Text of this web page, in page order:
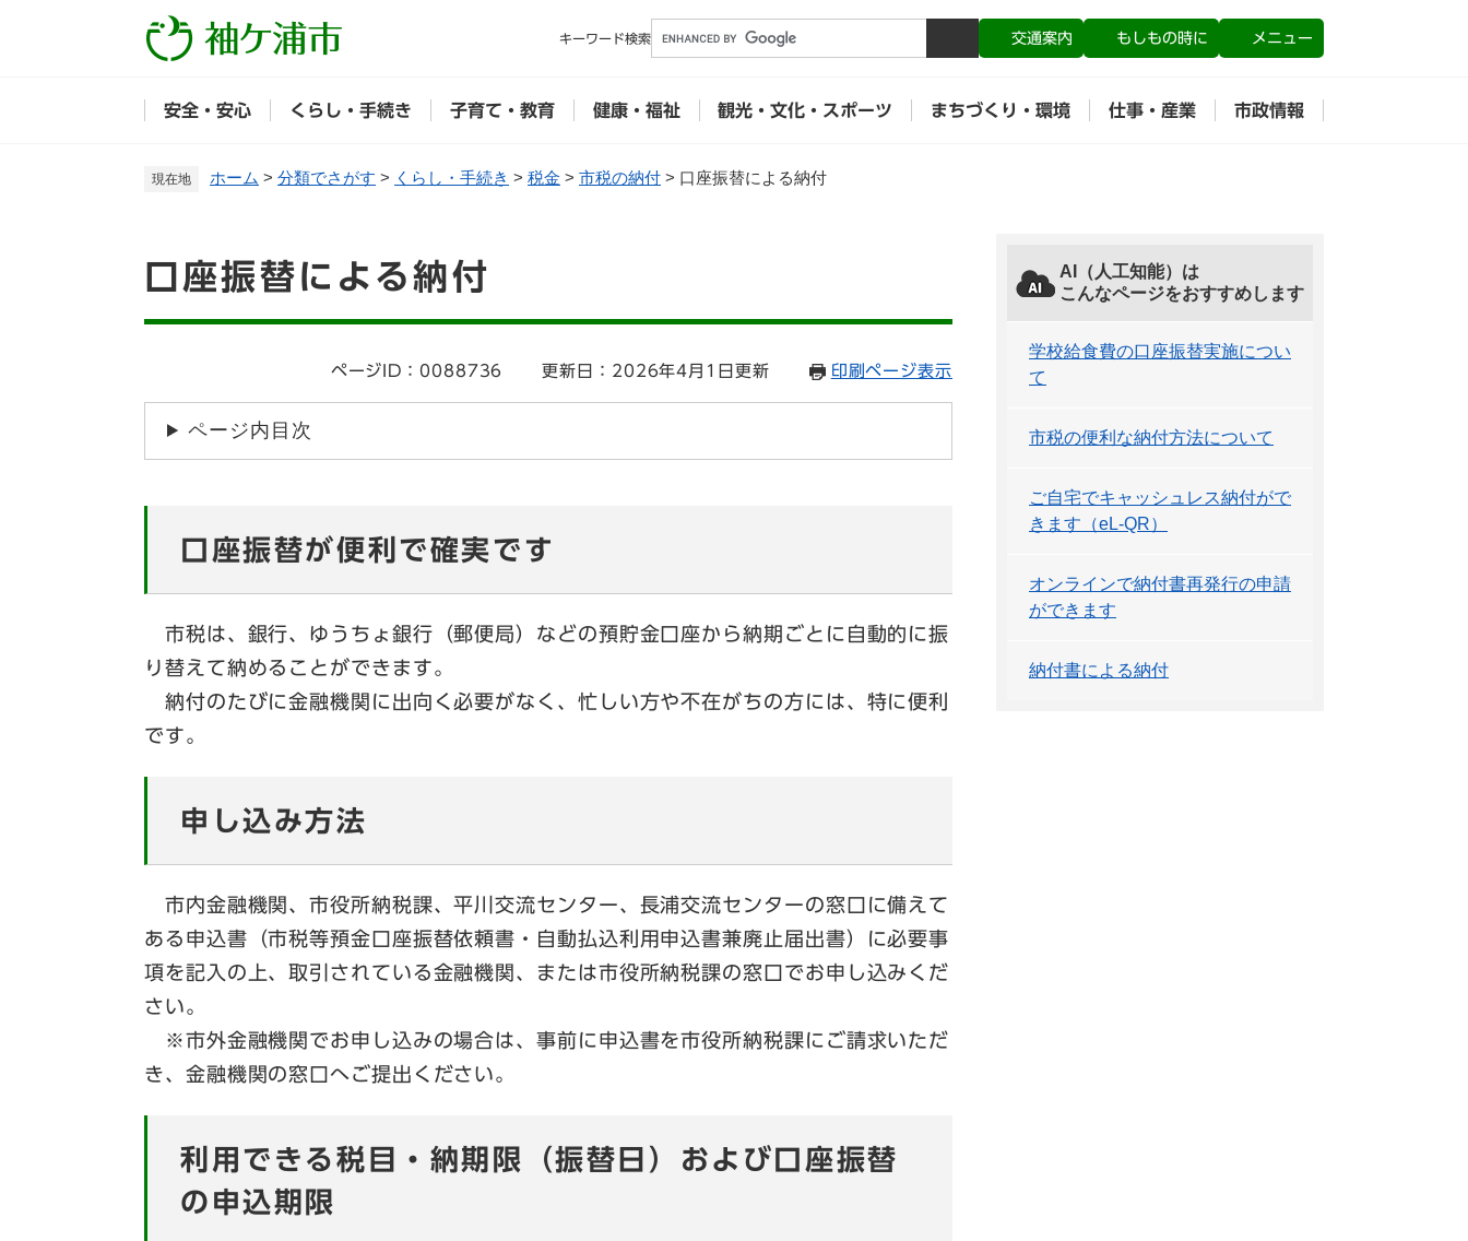
メニューを飛ばして本文へ
キーワード検索 交通案内 もしもの時に メニュー
安全・安心 くらし・手続き 子育て・教育 健康・福祉 観光・文化・スポーツ まちづくり・環境 仕事・産業 市政情報
現在地 ホーム > 分類でさがす > くらし・手続き > 税金 > 市税の納付 > 口座振替による納付
文
口座振替による納付
ページID：0088736 更新日：2026年4月1日更新 印刷ページ表示
ページ内目次
口座振替が便利で確実です
市税は、銀行、ゆうちょ銀行（郵便局）などの預貯金口座から納期ごとに自動的に振
り替えて納めることができます。
納付のたびに金融機関に出向く必要がなく、忙しい方や不在がちの方には、特に便利
です。
申し込み方法
市内金融機関、市役所納税課、平川交流センター、長浦交流センターの窓口に備えて
ある申込書（市税等預金口座振替依頼書・自動払込利用申込書兼廃止届出書）に必要事
項を記入の上、取引されている金融機関、または市役所納税課の窓口でお申し込みくだ
さい。
※市外金融機関でお申し込みの場合は、事前に申込書を市役所納税課にご請求いただ
き、金融機関の窓口へご提出ください。
利用できる税目・納期限（振替日）および口座振替
の申込期限
AI（人工知能）は
こんなページをおすすめします
学校給食費の口座振替実施につい
て
市税の便利な納付方法について
ご自宅でキャッシュレス納付がで
きます（eL-QR）
オンラインで納付書再発行の申請
ができます
納付書による納付